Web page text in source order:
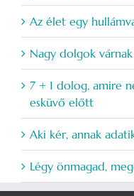
Az élet egy
Nagy dolgok
7 + 1 dolog, amire
esküvő előtt
Aki kér, annak
Légy önmagad,